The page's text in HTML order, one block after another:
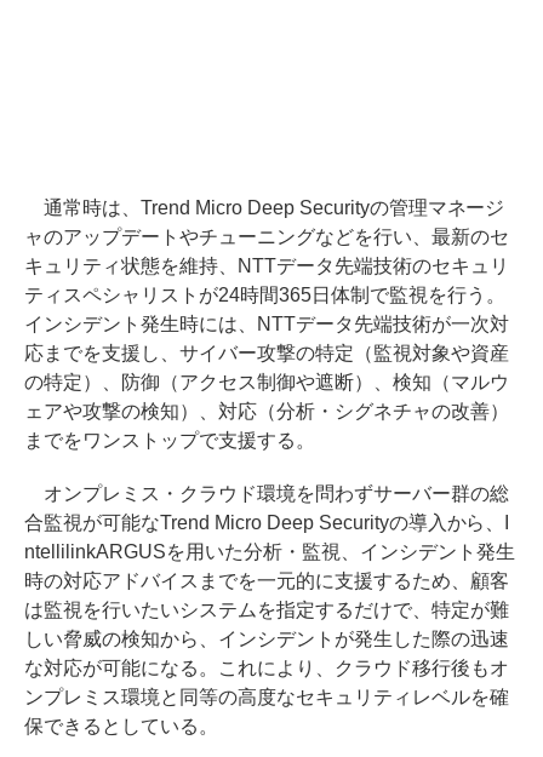
通常時は、Trend Micro Deep Securityの管理マネージ
ャのアップデートやチューニングなどを行い、最新のセ
キュリティ状態を維持、NTTデータ先端技術のセキュリ
ティスペシャリストが24時間365日体制で監視を行う。
インシデント発生時には、NTTデータ先端技術が一次対
応までを支援し、サイバー攻撃の特定（監視対象や資産
の特定）、防御（アクセス制御や遮断）、検知（マルウ
ェアや攻撃の検知）、対応（分析・シグネチャの改善）
までをワンストップで支援する。
オンプレミス・クラウド環境を問わずサーバー群の総
合監視が可能なTrend Micro Deep Securityの導入から、I
ntellilinkARGUSを用いた分析・監視、インシデント発生
時の対応アドバイスまでを一元的に支援するため、顧客
は監視を行いたいシステムを指定するだけで、特定が難
しい脅威の検知から、インシデントが発生した際の迅速
な対応が可能になる。これにより、クラウド移行後もオ
ンプレミス環境と同等の高度なセキュリティレベルを確
保できるとしている。